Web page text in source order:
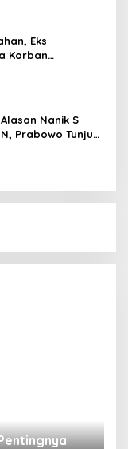
Eks
Korban
Nanik S
Prabowo Tunjuk